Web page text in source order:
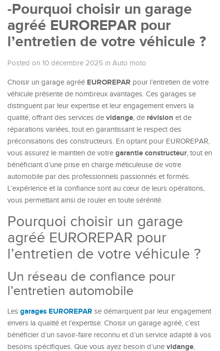
-Pourquoi choisir un garage
agréé EUROREPAR pour
l’entretien de votre véhicule ?
Posted on 10 décembre 2025 in Auto moto
Choisir un garage agréé EUROREPAR pour l’entretien de votre
véhicule présente de nombreux avantages. Ces garages se
distinguent par leur expertise et leur engagement envers la
qualité, offrant des services de vidange, de révision et de
réparations variées, tout en garantissant le respect des
préconisations des constructeurs. En optant pour EUROREPAR,
vous assurez le maintien de votre garantie constructeur, tout en
bénéficiant d’une prise en charge méticuleuse de votre
automobile par des professionnels passionnés et formés.
L’expérience et la confiance sont au cœur de leurs opérations,
vous permettant ainsi de rouler en toute sérénité.
Pourquoi choisir un garage
agréé EUROREPAR pour
l’entretien de votre véhicule ?
Un réseau de confiance pour
l’entretien automobile
Les garages EUROREPAR se démarquent par leur engagement
envers la qualité et l’expertise. Choisir un garage agréé, c’est
bénéficier d’un savoir-faire reconnu et d’un service adapté à vos
besoins spécifiques. Que vous ayez besoin d’une vidange,